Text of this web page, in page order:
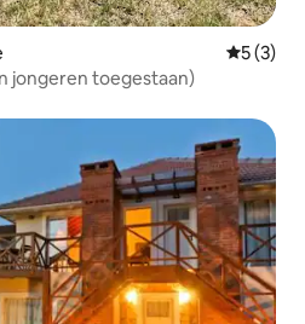
5 (3)
jongeren toegestaan)